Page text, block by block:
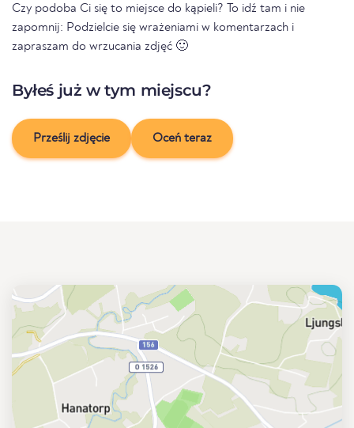
Czy podoba Ci się to miejsce do kąpieli? To idź tam i nie
zapomnij: Podzielcie się wrażeniami w komentarzach i
zapraszam do wrzucania zdjęć 🙂
Byłeś już w tym miejscu?
Prześlij zdjęcie Oceń teraz